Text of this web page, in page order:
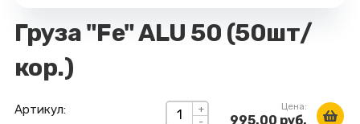
Груза "Fe" ALU 50 (50шт/
кор.)
+ Цена:
995.00 руб.
Артикул: